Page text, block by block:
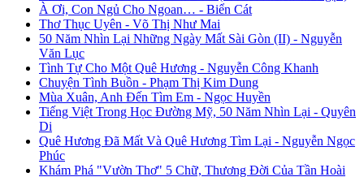
À Ơi, Con Ngủ Cho Ngoan… - Biển Cát
Thơ Thục Uyên - Võ Thị Như Mai
50 Năm Nhìn Lại Những Ngày Mất Sài Gòn (II) - Nguyễn
Văn Lục
Tình Tự Cho Một Quê Hương - Nguyễn Công Khanh
Chuyện Tình Buồn - Phạm Thị Kim Dung
Mùa Xuân, Anh Đến Tìm Em - Ngọc Huyền
Tiếng Việt Trong Học Đường Mỹ, 50 Năm Nhìn Lại - Quyên
Di
Quê Hương Đã Mất Và Quê Hương Tìm Lại - Nguyễn Ngọc
Phúc
Khám Phá "Vườn Thơ" 5 Chữ, Thương Đời Của Tần Hoài